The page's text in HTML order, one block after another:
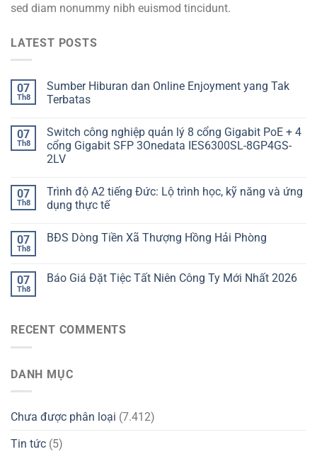
sed diam nonummy nibh euismod tincidunt.
LATEST POSTS
07
Th8
Sumber Hiburan dan Online Enjoyment yang Tak
Terbatas
07
Th8
Switch công nghiệp quản lý 8 cổng Gigabit PoE + 4
cổng Gigabit SFP 3Onedata IES6300SL-8GP4GS-
2LV
07
Th8
Trình độ A2 tiếng Đức: Lộ trình học, kỹ năng và ứng
dụng thực tế
07
Th8
BĐS Dòng Tiền Xã Thượng Hồng Hải Phòng
07
Th8
Báo Giá Đặt Tiệc Tất Niên Công Ty Mới Nhất 2026
RECENT COMMENTS
DANH MỤC
Chưa được phân loại (7.412)
Tin tức (5)